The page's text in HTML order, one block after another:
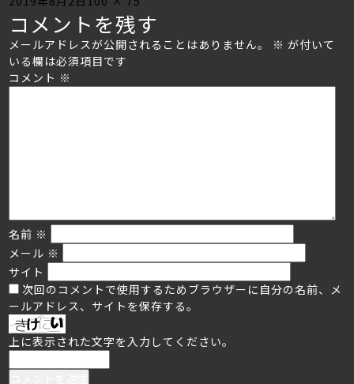
on
size
コメントを残す
メールアドレスが公開されることはありません。 ※ が付いて
いる欄は必須項目です
コメント ※
名前 ※
メール ※
サイト
次回のコメントで使用するためブラウザーに自分の名前、メ
ールアドレス、サイトを保存する。
上に表示された文字を入力してください。